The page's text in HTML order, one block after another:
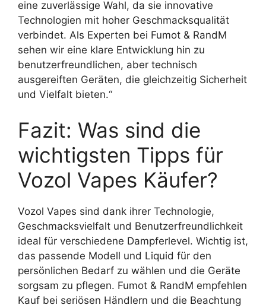
eine zuverlässige Wahl, da sie innovative
Technologien mit hoher Geschmacksqualität
verbindet. Als Experten bei Fumot & RandM
sehen wir eine klare Entwicklung hin zu
benutzerfreundlichen, aber technisch
ausgereiften Geräten, die gleichzeitig Sicherheit
und Vielfalt bieten.“
Fazit: Was sind die
wichtigsten Tipps für
Vozol Vapes Käufer?
Vozol Vapes sind dank ihrer Technologie,
Geschmacksvielfalt und Benutzerfreundlichkeit
ideal für verschiedene Dampferlevel. Wichtig ist,
das passende Modell und Liquid für den
persönlichen Bedarf zu wählen und die Geräte
sorgsam zu pflegen. Fumot & RandM empfehlen
Kauf bei seriösen Händlern und die Beachtung